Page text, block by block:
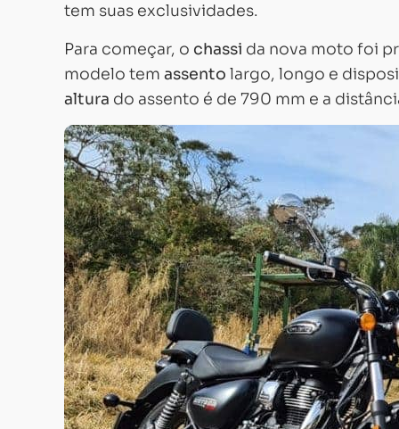
tem suas exclusividades.
Para começar, o chassi da nova moto foi
modelo tem assento largo, longo e
altura do assento é de 790 mm e a